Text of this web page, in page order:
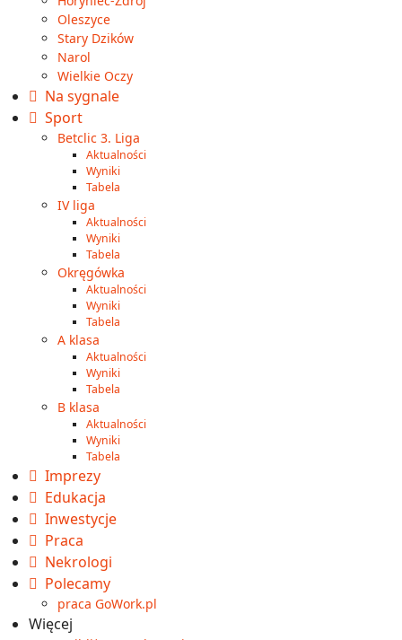
Oleszyce
Stary Dzików
Narol
Wielkie Oczy
Na sygnale
Sport
Betclic 3. Liga
Aktualności
Wyniki
Tabela
IV liga
Aktualności
Wyniki
Tabela
Okręgówka
Aktualności
Wyniki
Tabela
A klasa
Aktualności
Wyniki
Tabela
B klasa
Aktualności
Wyniki
Tabela
Imprezy
Edukacja
Inwestycje
Praca
Nekrologi
Polecamy
praca GoWork.pl
Więcej